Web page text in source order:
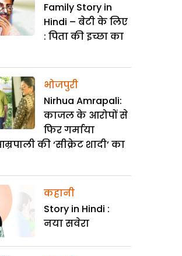
Family Story in
Hindi – बेटी के लिए
: पिता की इच्छा का
भोजपुरी
Nirhua Amrapali:
काजल के आरोपों से
फिर गर्माया
की ‘सीक्रेट शादी’ का
कहानी
Story in Hindi :
नया सवेरा